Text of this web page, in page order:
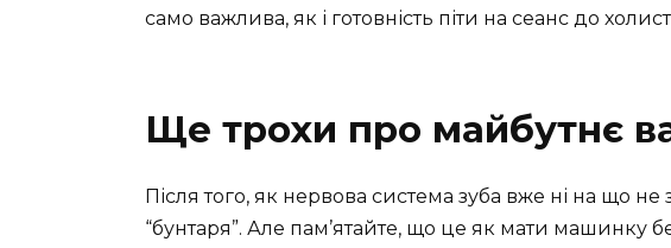
само важлива, як і готовність піти на сеанс до
Ще трохи про майбутнє
Після того, як нервова система зуба вже ні на що не
“бунтаря”. Але пам’ятайте, що це як мати машинку